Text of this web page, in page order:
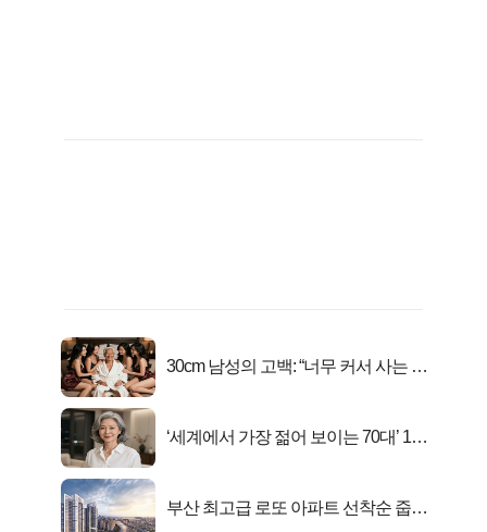
30cm 남성의 고백: “너무 커서 사는 게
‘세계에서 가장 젊어 보이는 70대’ 1위
부산 최고급 로또 아파트 선착순 줍줍